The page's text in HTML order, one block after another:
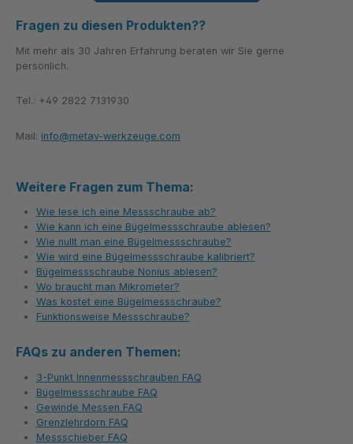
Fragen zu diesen Produkten??
Mit mehr als 30 Jahren Erfahrung beraten wir Sie gerne
persönlich.
Tel.: +49 2822 7131930
Mail: info@metav-werkzeuge.com
Weitere Fragen zum Thema:
Wie lese ich eine Messschraube ab?
Wie kann ich eine Bügelmessschraube ablesen?
Wie nullt man eine Bügelmessschraube?
Wie wird eine Bügelmessschraube kalibriert?
Bügelmessschraube Nonius ablesen?
Wo braucht man Mikrometer?
Was kostet eine Bügelmessschraube?
Funktionsweise Messschraube?
FAQs zu anderen Themen:
3-Punkt Innenmessschrauben FAQ
Bügelmessschraube FAQ
Gewinde Messen FAQ
Grenzlehrdorn FAQ
Messschieber FAQ